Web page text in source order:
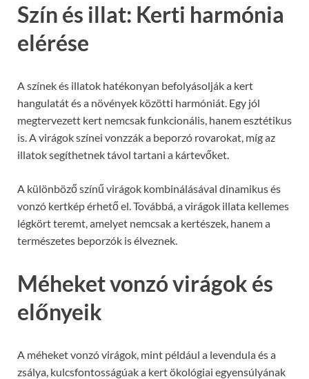
Szín és illat: Kerti harmónia
elérése
A színek és illatok hatékonyan befolyásolják a kert
hangulatát és a növények közötti harmóniát. Egy jól
megtervezett kert nemcsak funkcionális, hanem esztétikus
is. A virágok színei vonzzák a beporzó rovarokat, míg az
illatok segíthetnek távol tartani a kártevőket.
A különböző színű virágok kombinálásával dinamikus és
vonzó kertkép érhető el. Továbbá, a virágok illata kellemes
légkört teremt, amelyet nemcsak a kertészek, hanem a
természetes beporzók is élveznek.
Méheket vonzó virágok és
előnyeik
A méheket vonzó virágok, mint például a levendula és a
zsálya, kulcsfontosságúak a kert ökológiai egyensúlyának